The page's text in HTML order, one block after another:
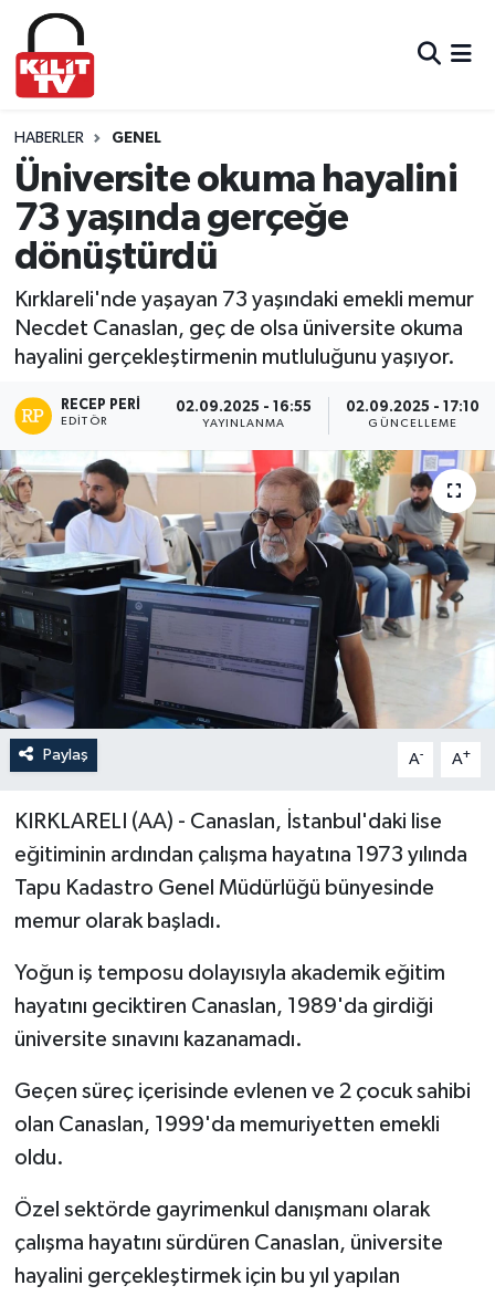
HABERLER GENEL
Üniversite okuma hayalini
73 yaşında gerçeğe
dönüştürdü
Kırklareli'nde yaşayan 73 yaşındaki emekli memur
Necdet Canaslan, geç de olsa üniversite okuma
hayalini gerçekleştirmenin mutluluğunu yaşıyor.
RECEP PERI
EDITÖR
02.09.2025 - 16:55
YAYINLANMA
02.09.2025 - 17:10
GÜNCELLEME
Paylaş A- A+
KIRKLARELI (AA) - Canaslan, İstanbul'daki lise
eğitiminin ardından çalışma hayatına 1973 yılında
Tapu Kadastro Genel Müdürlüğü bünyesinde
memur olarak başladı.
Yoğun iş temposu dolayısıyla akademik eğitim
hayatını geciktiren Canaslan, 1989'da girdiği
üniversite sınavını kazanamadı.
Geçen süreç içerisinde evlenen ve 2 çocuk sahibi
olan Canaslan, 1999'da memuriyetten emekli
oldu.
Özel sektörde gayrimenkul danışmanı olarak
çalışma hayatını sürdüren Canaslan, üniversite
hayalini gerçekleştirmek için bu yıl yapılan
Hava Durumu
Trafik Durumu
Süper Lig Puan Durumu ve Fikstür
Tüm Manşetler
Son Dakika Haberleri
Haber Arşivi